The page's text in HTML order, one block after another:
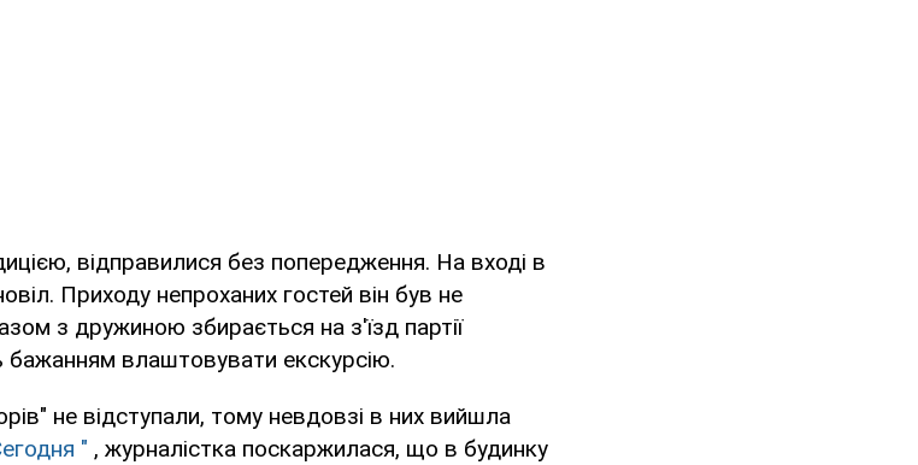
відправилися без попередження. На вході в
Приходу непроханих гостей він був не
з дружиною збирається на з'їзд партії
бажанням влаштовувати екскурсію.
не відступали, тому невдовзі в них вийшла
" , журналістка поскаржилася, що в будинку